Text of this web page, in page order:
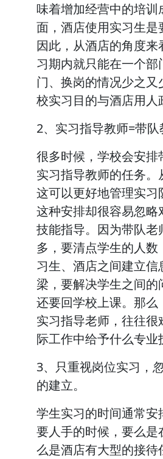
味着增加经营中的培训
面，酒店使用实习生是
因此，从酒店的角度来
习期内就只能在一个部
门、换岗的情况少之又
校实习目的与酒店用人
2、实习指导教师=带队
很多时候，学校会安排
实习指导教师的任务。
这可以更好地管理实习
这种安排却很容易忽略
技能指导。因为带队老
多，要清点学生的人数
习生、酒店之间建立信
梁，要解决学生之间的
还要回学校上课。那么
实习指导老师，往往很
际工作中给予什么专业
3、只重视岗位实习，
的建立。
学生实习的时间通常安
要人手的时候，要么是
么是酒店有大型的接待